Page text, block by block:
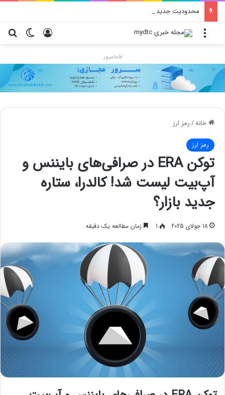
محدودیت جدید اینستاگرام: هر پست فقط پنج هشتگ
تغییر ورود منو
فاماسرور
خانه/رمز ارز
رمز ارز
توکن ERA در صرافی‌های بایننس و
آپ‌بیت لیست شد! کالدرا، ستاره
جدید بازار؟
18 جولای 2025 1 زمان مطالعه یک دقیقه